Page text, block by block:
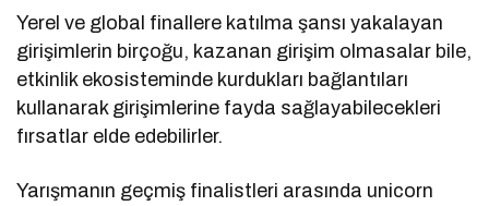
Yerel ve global finallere katılma şansı yakalayan
girişimlerin birçoğu, kazanan girişim olmasalar bile,
etkinlik ekosisteminde kurdukları bağlantıları
kullanarak girişimlerine fayda sağlayabilecekleri
fırsatlar elde edebilirler.
Yarışmanın geçmiş finalistleri arasında unicorn